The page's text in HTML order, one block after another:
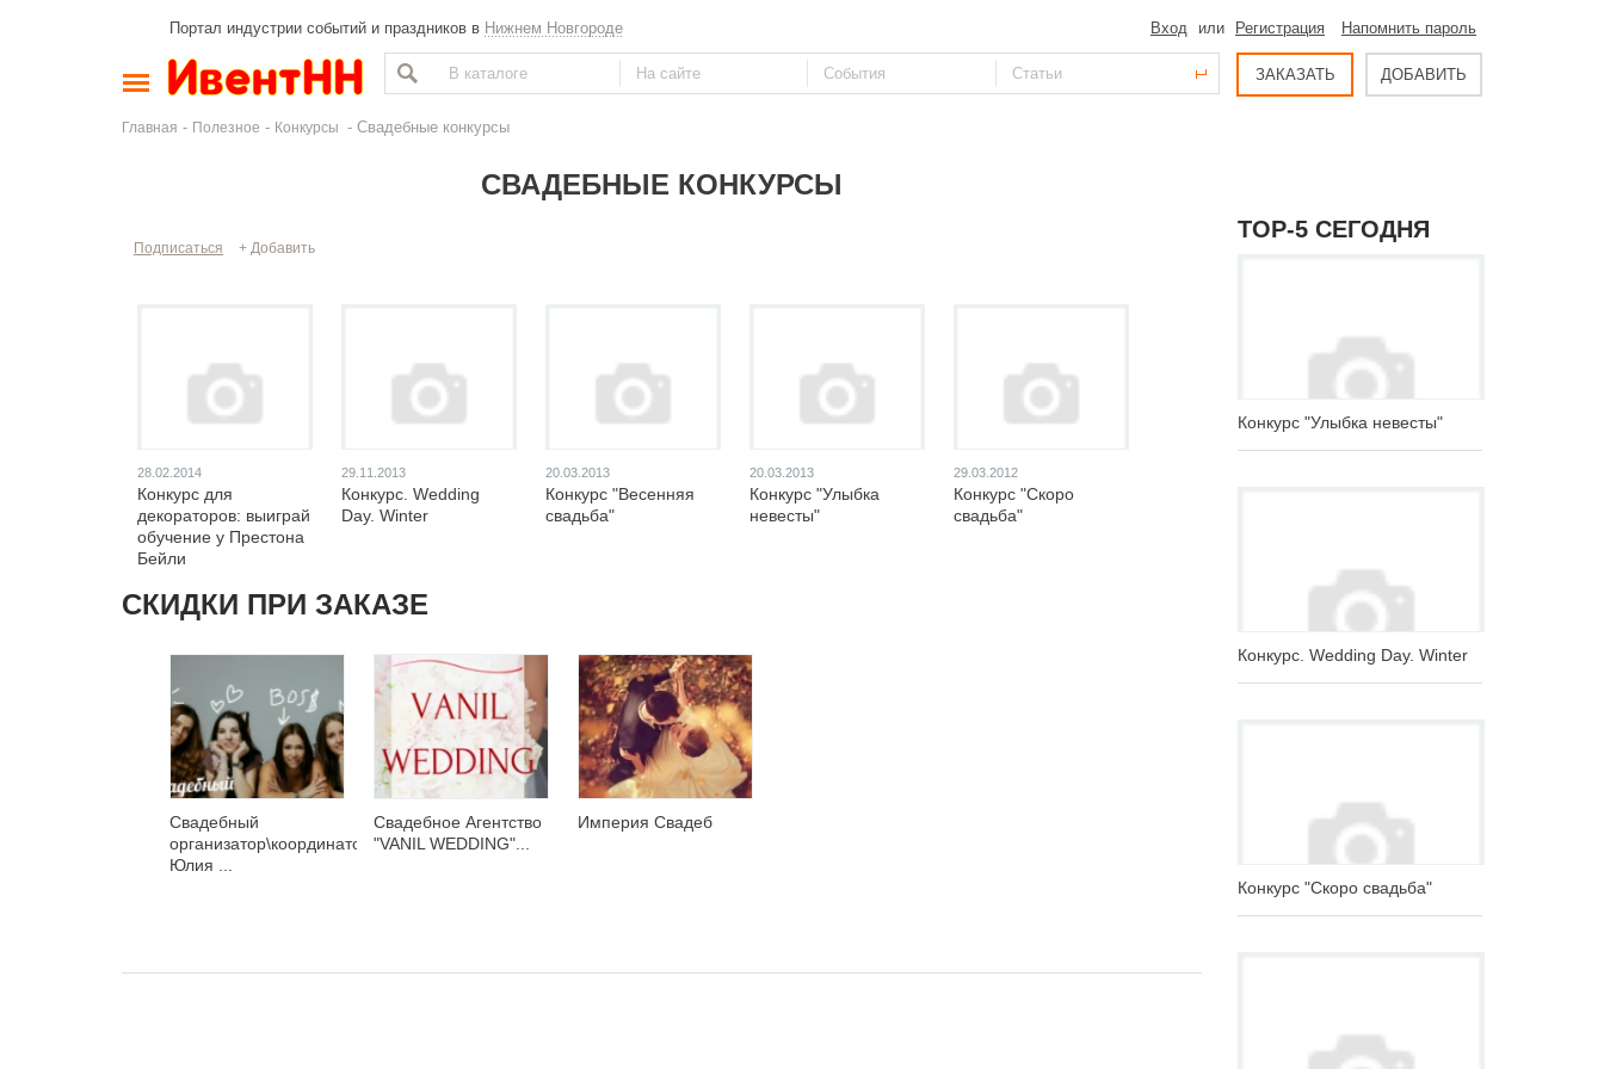
Портал индустрии событий и праздников в Нижнем Новгороде Вход или Регистрация Напомнить пароль
ЗАКАЗАТЬ ДОБАВИТЬ
Главная - Полезное - Конкурсы - Свадебные конкурсы
СВАДЕБНЫЕ КОНКУРСЫ
Подписаться + Добавить
28.02.2014
Конкурс для
декораторов: выиграй
обучение у Престона
Бейли
29.11.2013
Конкурс. Wedding
Day. Winter
20.03.2013
Конкурс "Весенняя
свадьба"
20.03.2013
Конкурс "Улыбка
невесты"
29.03.2012
Конкурс "Скоро
свадьба"
СКИДКИ ПРИ ЗАКАЗЕ
Свадебный
организатор\координатор
Юлия ...
Свадебное Агентство
"VANIL WEDDING"...
Империя Свадеб
ТОР-5 СЕГОДНЯ
Конкурс "Улыбка невесты"
Конкурс. Wedding Day. Winter
Конкурс "Скоро свадьба"